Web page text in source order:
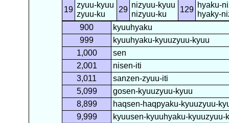
19
zyuu-kyuu
zyuu-ku
29
nizyuu-kyuu
nizyuu-ku
129
hyaku-
hyaky-
900
kyuuhyaku
999
kyuuhyaku-kyuuzyuu-kyuu
1,000
sen
2,001
nisen-iti
3,011
sanzen-zyuu-iti
5,099
gosen-kyuuzyuu-kyuu
8,899
haqsen-haqpyaku-kyuuzyuu-
9,999
kyuusen-kyuuhyaku-kyuuzyuu-